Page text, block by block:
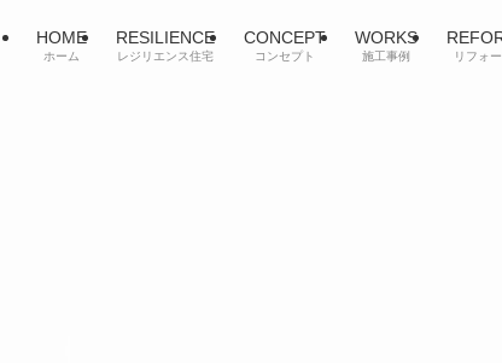
HOME
ホーム
RESILIENCE
レジリエンス住宅
CONCEPT
コンセプト
WORKS
施工事例 リフォ